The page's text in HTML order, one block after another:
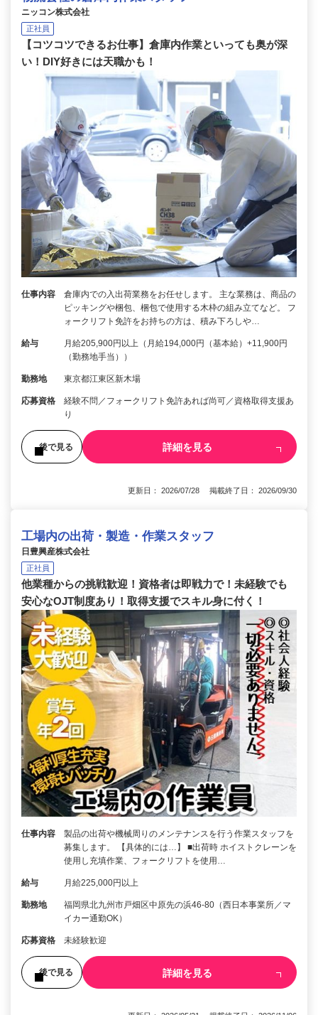
ニッコン株式会社
正社員
【コツコツできるお仕事】倉庫内作業といっても奥が深
い！DIY好きには天職かも！
仕事内容
倉庫内での入出荷業務をお任せします。 主な業務は、商品の
ピッキングや梱包、梱包で使用する木枠の組み立てなど。 フ
ォークリフト免許をお持ちの方は、積み下ろしや…
給与
月給205,900円以上（月給194,000円（基本給）+11,900円
（勤務地手当））
勤務地 東京都江東区新木場
応募資格
経験不問／フォークリフト免許あれば尚可／資格取得支援あ
り
後で見る 詳細を見る
更新日： 2026/07/28 掲載終了日： 2026/09/30
工場内の出荷・製造・作業スタッフ
日豊興産株式会社
正社員
他業種からの挑戦歓迎！資格者は即戦力で！未経験でも
安心なOJT制度あり！取得支援でスキル身に付く！
仕事内容
製品の出荷や機械周りのメンテナンスを行う作業スタッフを
募集します。 【具体的には…】 ■出荷時 ホイストクレーンを
使用し充填作業、フォークリフトを使用…
給与 月給225,000円以上
勤務地
福岡県北九州市戸畑区中原先の浜46-80（西日本事業所／マ
イカー通勤OK）
応募資格 未経験歓迎
後で見る 詳細を見る